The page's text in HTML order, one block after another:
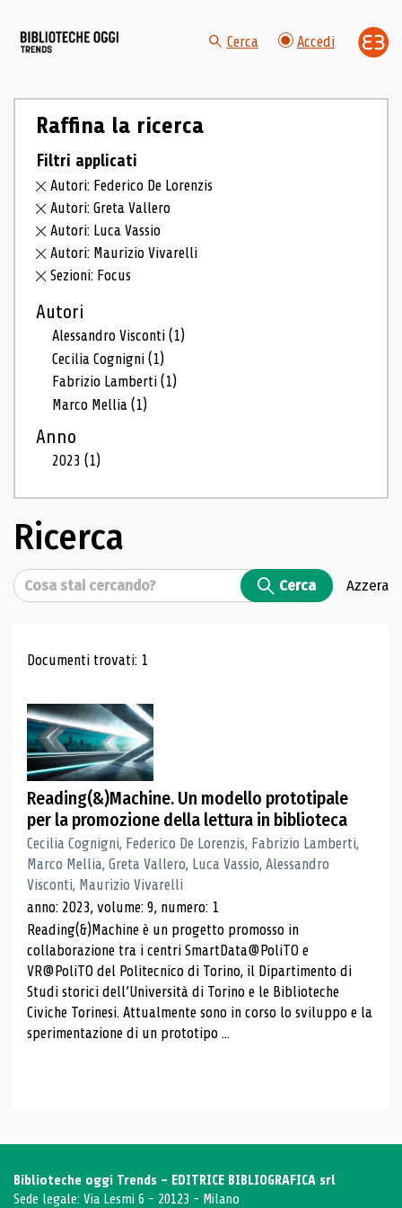
Cerca Accedi
Raffina la ricerca
Filtri applicati
Autori: Federico De Lorenzis
Autori: Greta Vallero
Autori: Luca Vassio
Autori: Maurizio Vivarelli
Sezioni: Focus
Autori
Alessandro Visconti(1)
Cecilia Cognigni(1)
Fabrizio Lamberti(1)
Marco Mellia(1)
Anno
2023(1)
Ricerca
Cerca Cerca Azzera
Risultati di ricerca
Documenti trovati: 1
Reading(&)Machine. Un modello prototipale
per la promozione della lettura in biblioteca
Cecilia Cognigni, Federico De Lorenzis, Fabrizio Lamberti,
Marco Mellia, Greta Vallero, Luca Vassio, Alessandro
Visconti, Maurizio Vivarelli
anno: 2023, volume: 9, numero: 1
Reading(&)Machine è un progetto promosso in
collaborazione tra i centri SmartData@PoliTO e
VR@PoliTO del Politecnico di Torino, il Dipartimento di
Studi storici dell’Università di Torino e le Biblioteche
Civiche Torinesi. Attualmente sono in corso lo sviluppo e la
sperimentazione di un prototipo ...
Biblioteche oggi Trends - EDITRICE BIBLIOGRAFICA srl
Sede legale: Via Lesmi 6 - 20123 - Milano